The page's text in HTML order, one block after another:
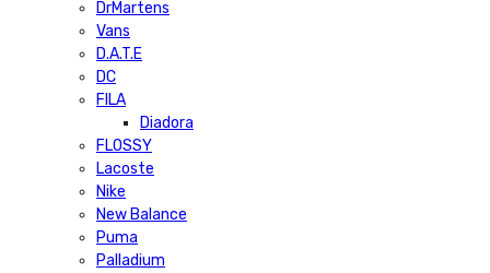
DrMartens
Vans
D.A.T.E
DC
FILA
Diadora
FLOSSY
Lacoste
Nike
New Balance
Puma
Palladium